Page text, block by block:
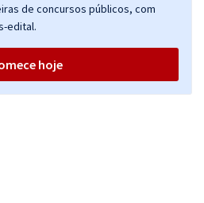
de concursos públicos, com
edital.
hoje